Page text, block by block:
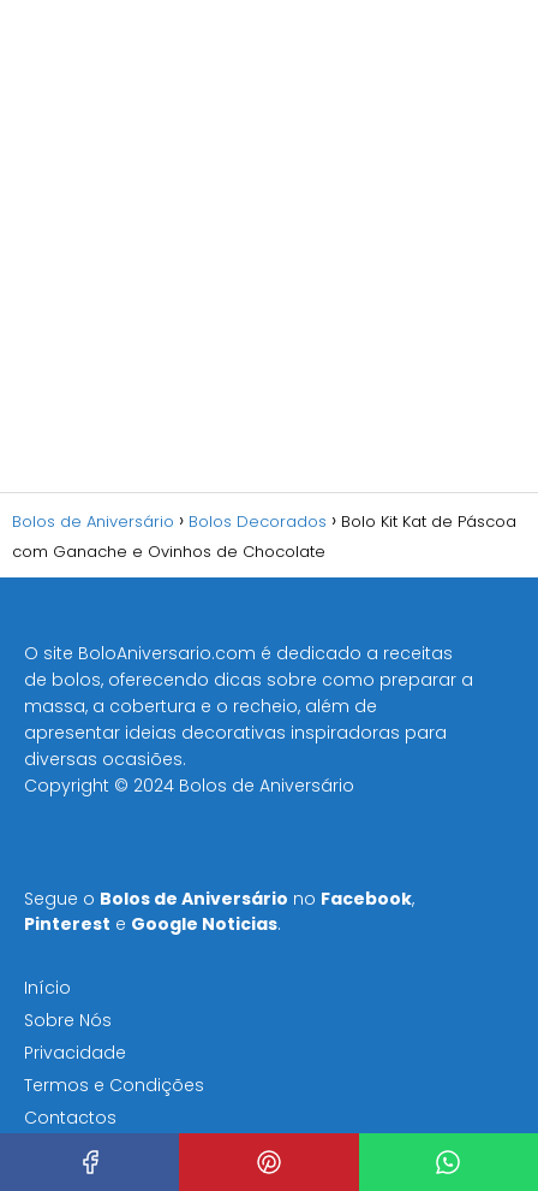
Bolos de Aniversário Bolos Decorados
Bolo Kit Kat de Páscoa
com Ganache e Ovinhos de Chocolate
O site BoloAniversario.com é dedicado a receitas
de bolos, oferecendo dicas sobre como preparar a
massa, a cobertura e o recheio, além de
apresentar ideias decorativas inspiradoras para
diversas ocasiões​.
Copyright © 2024 Bolos de Aniversário
Segue o Bolos de Aniversário no Facebook,
Pinterest e Google Noticias.
Início
Sobre Nós
Privacidade
Termos e Condições
Contactos